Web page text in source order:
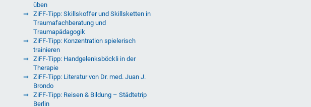
üben
ZiFF-Tipp: Skillskoffer und Skillsketten in
Traumafachberatung und
Traumapädagogik
ZiFF-Tipp: Konzentration spielerisch
trainieren
ZiFF-Tipp: Handgelenksböckli in der
Therapie
ZiFF-Tipp: Literatur von Dr. med. Juan J.
Brondo
ZiFF-Tipp: Reisen & Bildung – Städtetrip
Berlin